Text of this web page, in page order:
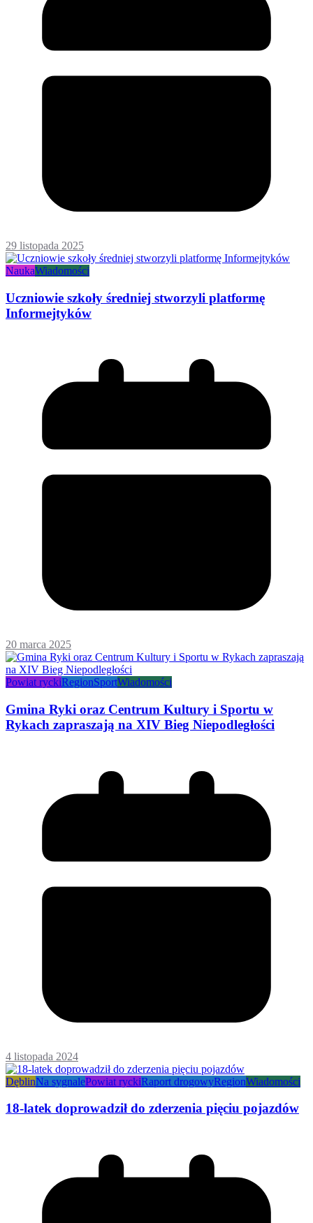
29 listopada 2025
NaukaWiadomości
Uczniowie szkoły średniej stworzyli platformę
Informejtyków
20 marca 2025
Powiat ryckiRegionSportWiadomości
Gmina Ryki oraz Centrum Kultury i Sportu w
Rykach zapraszają na XIV Bieg Niepodległości
4 listopada 2024
DęblinNa sygnalePowiat ryckiRaport drogowyRegionWiadomości
18-latek doprowadził do zderzenia pięciu pojazdów